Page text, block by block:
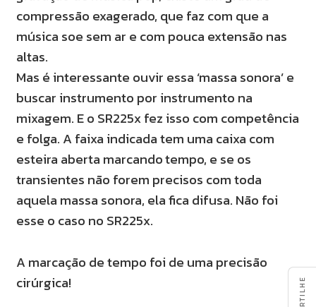
compressão exagerado, que faz com que a
música soe sem ar e com pouca extensão nas
altas.
Mas é interessante ouvir essa ‘massa sonora’ e
buscar instrumento por instrumento na
mixagem. E o SR225x fez isso com competência
e folga. A faixa indicada tem uma caixa com
esteira aberta marcandotempo, e se os
transientes não forem precisos com toda
aquela massa sonora, ela fica difusa. Não foi
esse o caso no SR225x.
A marcação de tempo foi de uma precisão
cirúrgica!